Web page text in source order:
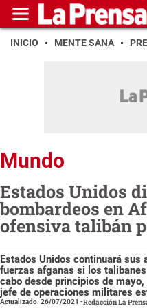
INICIO MENTE SANA
Mundo
Estados Unidos
bombardeos en
ofensiva talibán
Estados Unidos continuará sus
fuerzas afganas si los
cabo desde principios de
jefe de operaciones militares
Actualizado: 26/07/2021 -Redacción La